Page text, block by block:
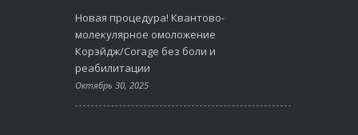
Новая процедура! Квантово-
молекулярное омоложение
Корэйдж/Corage без боли и
реабилитации
Октябрь 30, 2025